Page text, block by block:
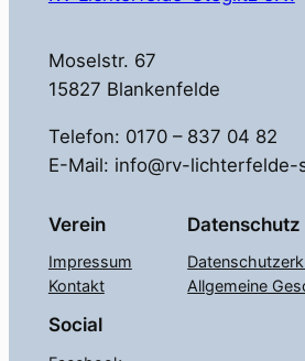
Moselstr. 67
15827 Blankenfelde
Telefon: 0170 – 837 04 82
E-Mail: info@rv-lichterfelde-
Verein
Impressum
Kontakt
Datenschutz
Allgemeine
Social